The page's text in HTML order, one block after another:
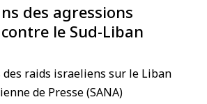
des agressions
le Sud-Liban